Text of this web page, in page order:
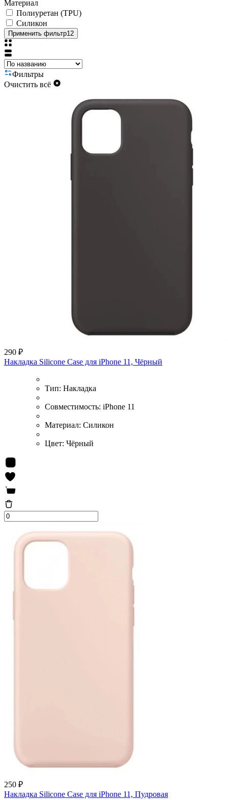
Материал
Полиуретан (TPU)
Силикон
Применить фильтр12
Фильтры
Очистить всё
290 ₽
Накладка Silicone Case для iPhone 11, Чёрный
Тип: Накладка
Совместимость: iPhone 11
Материал: Силикон
Цвет: Чёрный
250 ₽
Накладка Silicone Case для iPhone 11, Пудровая